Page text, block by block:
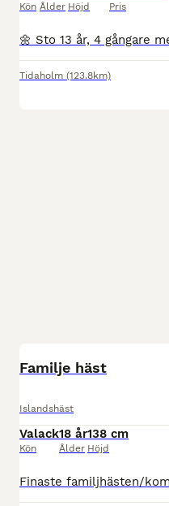
Kön Ålder Höjd Pris
Tidaholm (123.8km)
Familje häst
Islandshäst
Valack
Kön
18 år
Ålder
138 cm
Höjd